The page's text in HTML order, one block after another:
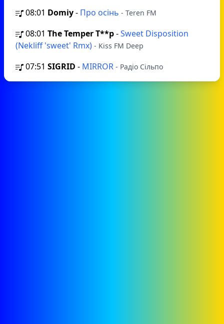
08:01 Domiy- Про осінь - Teren FM
08:01 The Temper T**p-Sweet Disposition
(Nekliff 'sweet' Rmx) - Kiss FM Deep
07:51 SIGRID - MIRROR - Радіо Сільпо